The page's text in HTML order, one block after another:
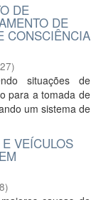
DE
DE
CONSCIÊNCIA
)
situações de
para a tomada de
um sistema de
VEÍCULOS
)